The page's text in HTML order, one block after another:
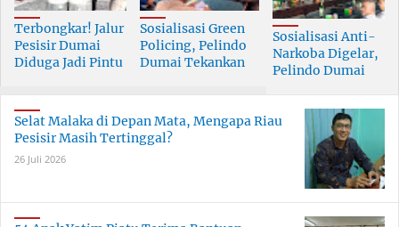
Terbongkar! Jalur
Pesisir Dumai
Diduga Jadi Pintu
Skala Besar
Sosialisasi Green
Policing, Pelindo
Dumai Tekankan
Bersama
Sosialisasi Anti-
Narkoba Digelar,
Pelindo Dumai
Selat Malaka di Depan Mata, Mengapa Riau
Pesisir Masih Tertinggal?
26 Juli 2026